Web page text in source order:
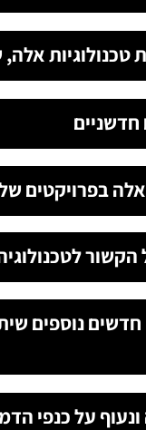
טכנולוגיות
בפרויקטים
הקשור
על כנפי